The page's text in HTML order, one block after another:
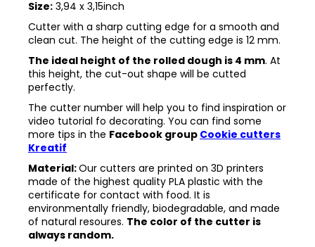
Size: 3,94 x 3,15inch
Cutter with a sharp cutting edge for a smooth and
clean cut. The height of the cutting edge is 12 mm.
The ideal height of the rolled dough is 4 mm. At
this height, the cut-out shape will be cutted
perfectly.
The cutter number will help you to find inspiration or
video tutorial fo decorating. You can find some
more tips in the Facebook group Cookie cutters
Kreatif
Material:Our cutters are printed on 3D printers
made of the highest quality PLA plastic with the
certificate for contact with food. It is
environmentally friendly, biodegradable, and made
of natural resoures. The color of the cutter is
always random.